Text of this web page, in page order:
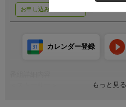
お申し込みはこちら
もっと見る
カレンダー登録